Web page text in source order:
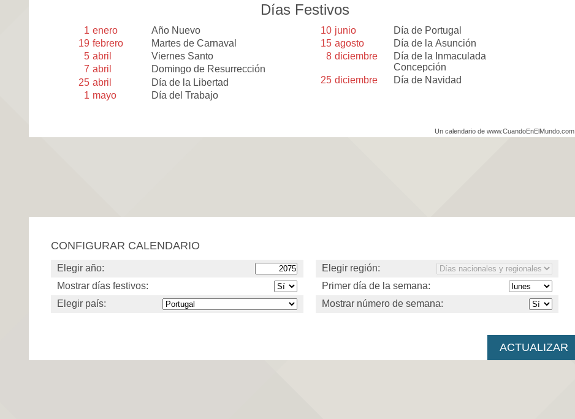
Días Festivos
1 enero
Año Nuevo
19 febrero
Martes de Carnaval
5 abril
Viernes Santo
7 abril
Domingo de Resurrección
25 abril
Día de la Libertad
1 mayo Día del Trabajo
10 junio
Día de Portugal
15 agosto
Día de la Asunción
8 diciembre
Día de la Inmaculada
Concepción
25 diciembre Día de Navidad
Un calendario de www.CuandoEnElMundo.com
CONFIGURAR CALENDARIO
Elegir año:
Mostrar días festivos:
Elegir país:
Elegir región:
Primer día de la semana:
Mostrar número de semana: